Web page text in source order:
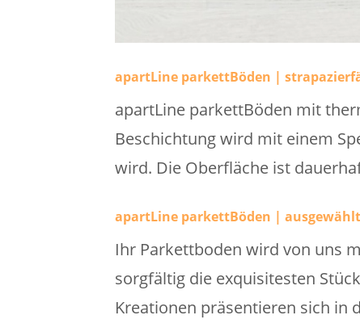
apartLine parkettBöden |
apartLine parkettBöden mit
Beschichtung wird mit einem
wird. Die Oberfläche ist
apartLine parkettBöden |
Ihr Parkettboden wird von uns
sorgfältig die exquisitesten
Kreationen präsentieren sich in